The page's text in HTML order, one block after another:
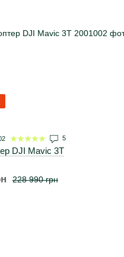
5
DJI Mavic 3T
228 990 грн